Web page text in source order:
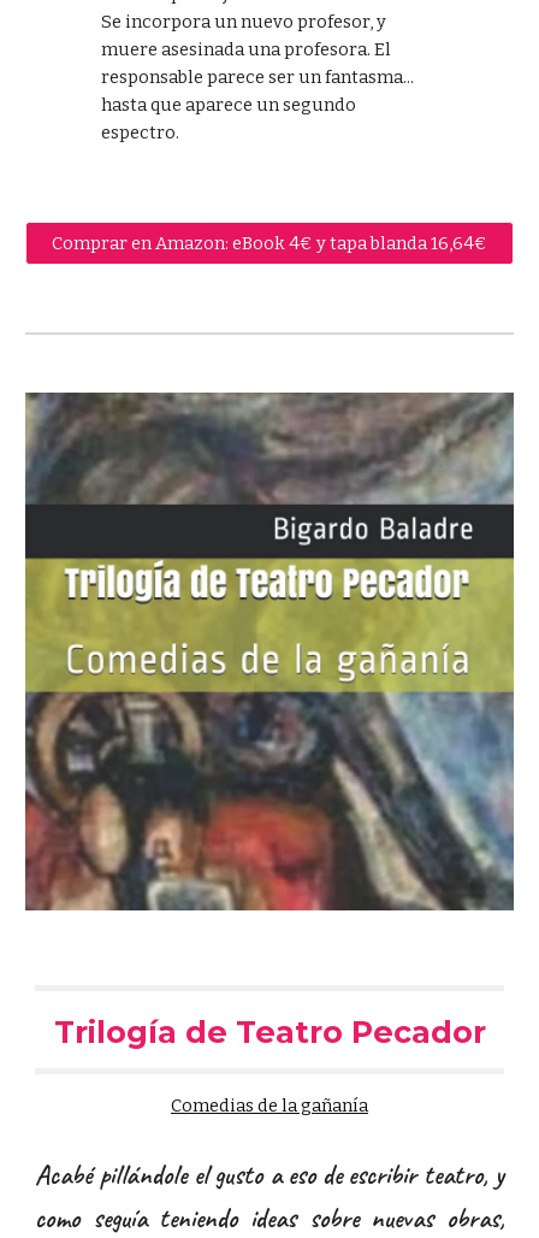
Se incorpora un nuevo profesor, y
muere asesinada una profesora. El
responsable parece ser un fantasma...
hasta que aparece un segundo
espectro.
Comprar en Amazon: eBook 4€ y tapa blanda 16,64€
Trilogía de Teatro Pecador
Comedias de la gañanía
Acabé pillándole el gusto a eso de escribir teatro, y
como seguía teniendo ideas sobre nuevas obras,